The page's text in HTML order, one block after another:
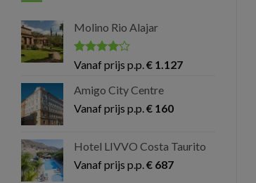
Molino Rio Alajar
Gewaardeerd
uit 5
Vanaf prijs p.p. € 1.127
Amigo City Centre
Vanaf prijs p.p. € 160
Hotel LIVVO Costa Taurito
Vanaf prijs p.p. € 687